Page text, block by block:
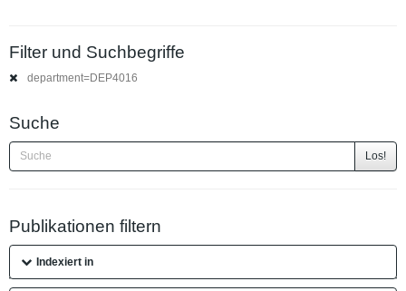
Filter und Suchbegriffe
department=DEP4016
Suche
Los!
Publikationen filtern
Indexiert in